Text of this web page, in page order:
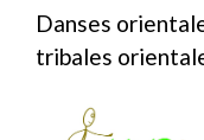
Danses
tribales